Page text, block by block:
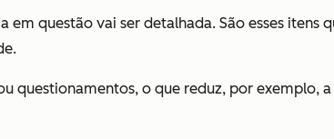
questão vai ser detalhada. São esses itens
questionamentos, o que reduz, por exemplo,